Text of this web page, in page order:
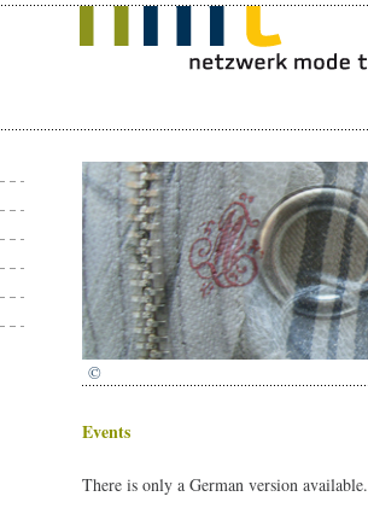
©
Events
There is only a German version available.